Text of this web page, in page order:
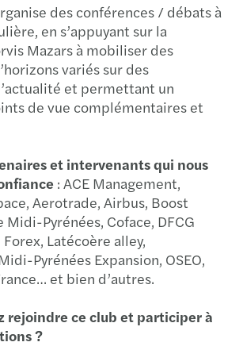
des conférences / débats à
en s’appuyant sur la
Mazars à mobiliser des
variés sur des
et permettant un
de vue complémentaires et
et intervenants qui nous
: ACE Management,
Aerotrade, Airbus, Boost
Midi-Pyrénées, Coface, DFCG
Latécoère alley,
Pyrénées Expansion, OSEO,
et bien d’autres.
rejoindre ce club et participer à
?